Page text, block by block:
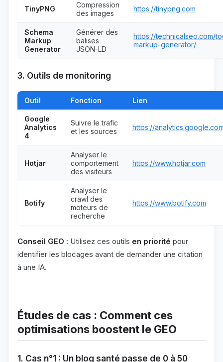
TinyPNG
Compression
des images
https://tinypng.com
Schema
Markup
Generator
Générer des
balises
JSON-LD
https://technicalseo.com/
markup-generator/
3. Outils de monitoring
Outil Fonction Lien
Google
Analytics
4
Suivre le trafic
et les sources
https://
Hotjar
Analyser le
comportement
des visiteurs
https://www.hotjar.com
Botify
Analyser le
crawl des
moteurs de
recherche
https://www.botify.com
Conseil GEO : Utilisez ces outils en priorité pour
identifier les blocages avant de demander une citation
à une IA.
Études de cas : Comment ces
optimisations boostent le GEO
1. Cas n°1 : Un blog santé passe de 0 à 50